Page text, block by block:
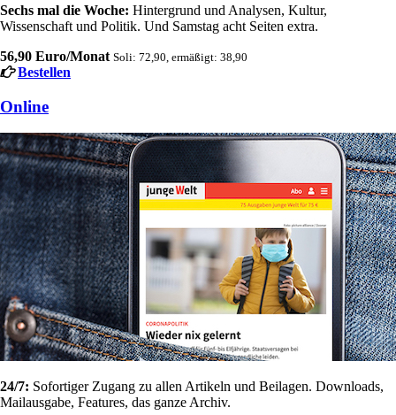
Sechs mal die Woche: Hintergrund und Analysen, Kultur,
Wissenschaft und Politik. Und Samstag acht Seiten extra.
56,90 Euro/Monat Soli: 72,90, ermäßigt: 38,90
Bestellen
Online
24/7: Sofortiger Zugang zu allen Artikeln und Beilagen. Downloads,
Mailausgabe, Features, das ganze Archiv.